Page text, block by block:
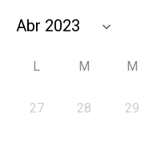
L M M
27 28 29